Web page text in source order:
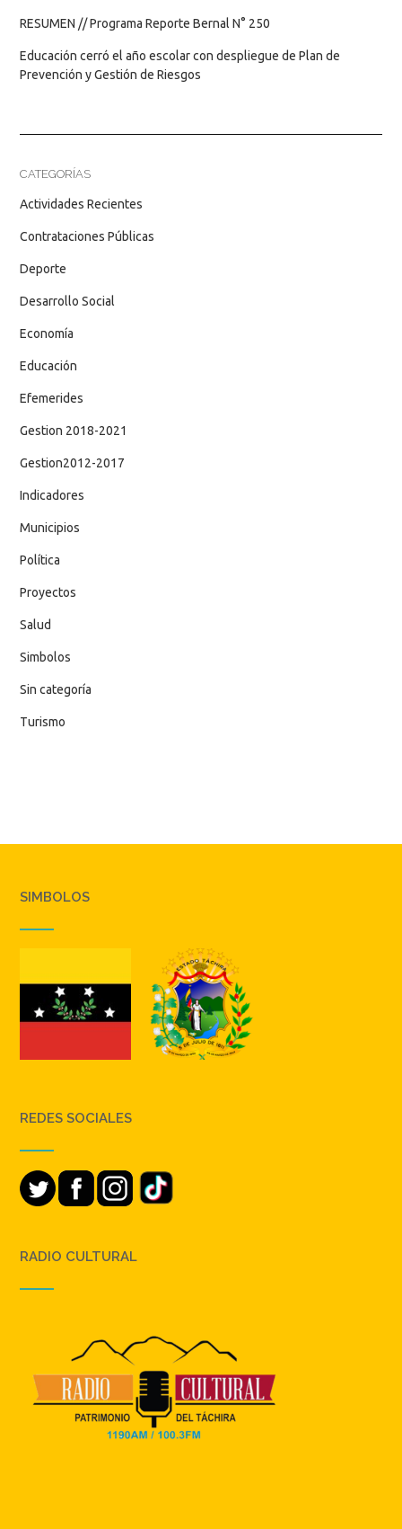
RESUMEN // Programa Reporte Bernal N° 250
Educación cerró el año escolar con despliegue de Plan de
Prevención y Gestión de Riesgos
CATEGORÍAS
Actividades Recientes
Contrataciones Públicas
Deporte
Desarrollo Social
Economía
Educación
Efemerides
Gestion 2018-2021
Gestion2012-2017
Indicadores
Municipios
Política
Proyectos
Salud
Simbolos
Sin categoría
Turismo
SIMBOLOS
REDES SOCIALES
RADIO CULTURAL